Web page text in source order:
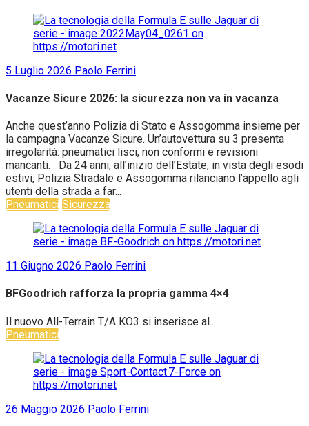
5 Luglio 2026 Paolo Ferrini
Vacanze Sicure 2026: la sicurezza non va in vacanza
Anche quest’anno Polizia di Stato e Assogomma insieme per
la campagna Vacanze Sicure. Un’autovettura su 3 presenta
irregolarità: pneumatici lisci, non conformi e revisioni
mancanti. Da 24 anni, all’inizio dell’Estate, in vista degli esodi
estivi, Polizia Stradale e Assogomma rilanciano l’appello agli
utenti della strada a far...
Pneumatici Sicurezza
11 Giugno 2026 Paolo Ferrini
BFGoodrich rafforza la propria gamma 4×4
Il nuovo All-Terrain T/A KO3 si inserisce al...
Pneumatici
26 Maggio 2026 Paolo Ferrini